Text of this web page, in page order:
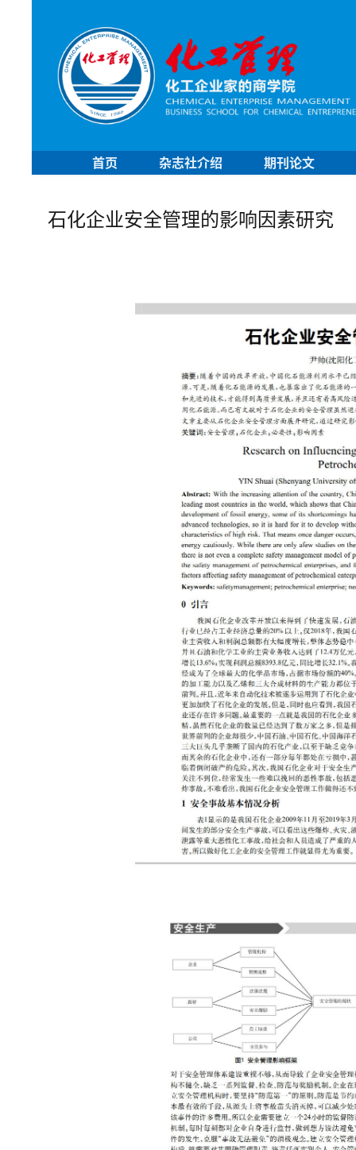
首页 杂志社介绍 期刊论文
石化企业安全管理的影响因素研究